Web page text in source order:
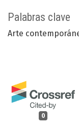
Palabras clave
Arte
0